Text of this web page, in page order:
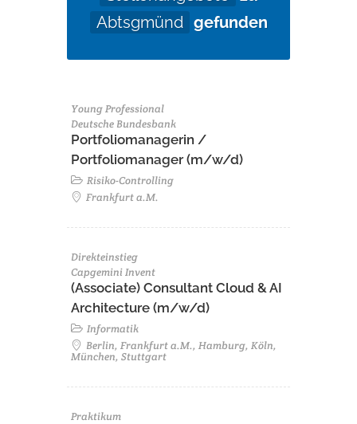
Abtsgmünd gefunden
Young Professional
Deutsche Bundesbank
Portfoliomanagerin /
Portfoliomanager (m/w/d)
Risiko-Controlling
Frankfurt a.M.
Direkteinstieg
Capgemini Invent
(Associate) Consultant Cloud & AI
Architecture (m/w/d)​ ​
Informatik
Berlin, Frankfurt a.M., Hamburg, Köln,
München, Stuttgart
Praktikum